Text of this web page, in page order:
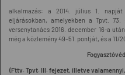
alkalmazás: a 2014. július 1. napját
eljárásokban, amelyekben a Tpvt.
versenytanács 2016. december 16-a
még a közlemény 49–51. pontját, és a 11/
(Fttv. Tpvt. III. fejezet, illetve